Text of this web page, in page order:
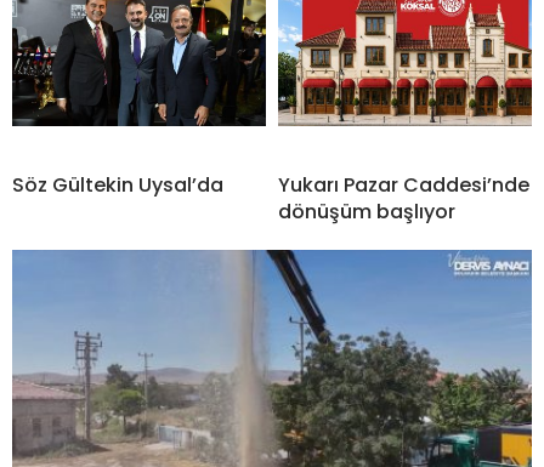
Söz Gültekin Uysal’da
Yukarı Pazar Caddesi’nde
dönüşüm başlıyor